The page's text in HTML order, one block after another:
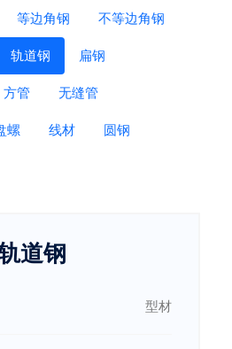
等边角钢 不等边角钢
轨道钢 扁钢
方管 无缝管
螺 线材 圆钢
道钢
型材